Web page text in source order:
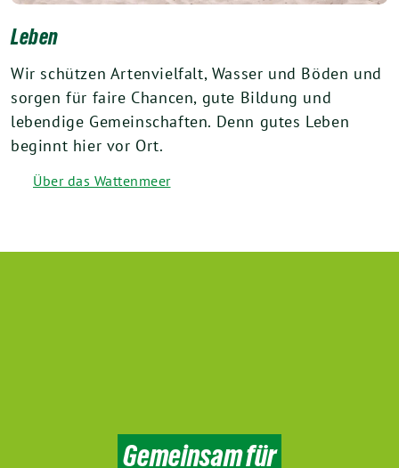
Leben
Wir schützen Artenvielfalt, Wasser und Böden und
sorgen für faire Chancen, gute Bildung und
lebendige Gemeinschaften. Denn gutes Leben
beginnt hier vor Ort.
Über das Wattenmeer
Gemeinsam für